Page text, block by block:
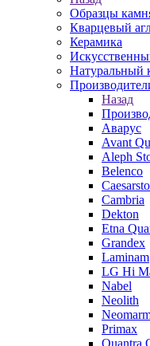
Образцы
Кварцевый
Керамика
Натуральный
Назад
Аварус
Avant
Aleph
Belenco
Cambria
Dekton
Etna
Grandex
Laminam
LG Hi
Nabel
Neolith
Primax
Quantra